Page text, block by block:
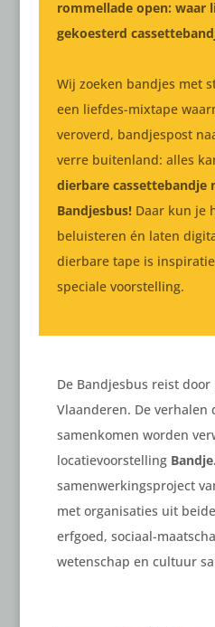
rommellade open: waar
gekoesterd
Wij zoeken bandjes met
een liefdes-mixtape
veroverd, bandjespost
verre buitenland: alles
dierbare cassettebandje
Bandjesbus!Daar kun je
beluisteren én laten
dierbare tape is
speciale voorstelling.
De Bandjesbus reist
Vlaanderen. De verhalen
samenkomen worden
locatievoorstelling Bandje.
samenwerkingsproject
met organisaties uit
erfgoed, sociaal-
wetenschap en cultuur